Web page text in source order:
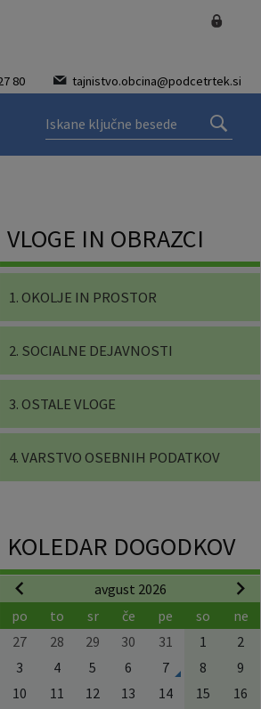
80 tajnistvo.obcina@podcetrtek.si
VLOGE IN OBRAZCI
1. OKOLJE IN PROSTOR
2. SOCIALNE DEJAVNOSTI
3. OSTALE VLOGE
4. VARSTVO OSEBNIH PODATKOV
KOLEDAR DOGODKOV
avgust 2026
po
to sr če pe so
ne
27
28 29 30 31 1
2
3
4 5 6 7 8
9
10
11 12 13 14 15
16